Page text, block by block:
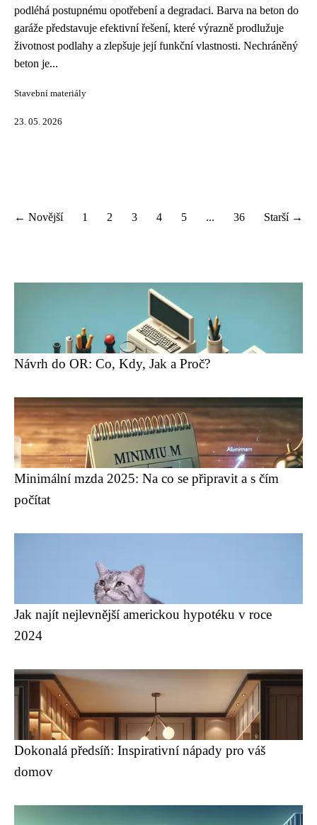
podléhá postupnému opotřebení a degradaci. Barva na beton do
garáže představuje efektivní řešení, které výrazně prodlužuje
životnost podlahy a zlepšuje její funkční vlastnosti. Nechráněný
beton je...
Stavební materiály
23. 05. 2026
← Novější 1 2 3 4 5 ... 36 Starší →
Návrh do OR: Co, Kdy, Jak a Proč?
Minimální mzda 2025: Na co se připravit a s čím
počítat
Jak najít nejlevnější americkou hypotéku v roce
2024
Dokonalá předsíň: Inspirativní nápady pro váš
domov